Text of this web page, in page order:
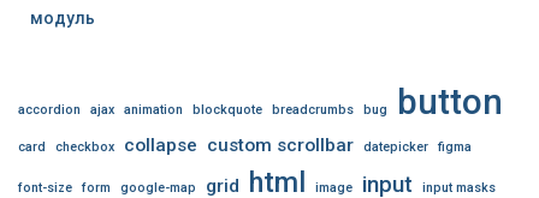
модуль
accordion ajax animation blockquote breadcrumbs bug button
card checkbox collapse custom scrollbar datepicker figma
font-size form google-map grid html image input input masks